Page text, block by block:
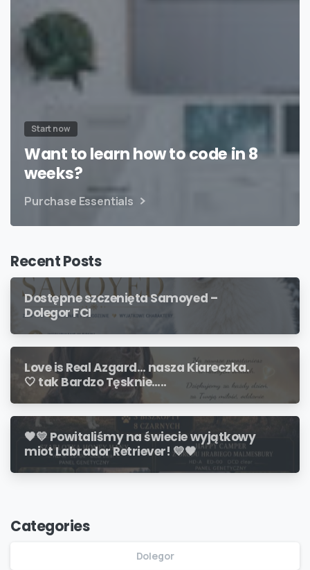
Start now
Want to learn how to code in 8
weeks?
Purchase Essentials
Recent Posts
Dostępne szczenięta Samoyed –
Dolegor FCI
Love is Real Azgard… nasza Kiareczka.
🤍 tak Bardzo Tęsknie…..
🖤💛 Powitaliśmy na świecie wyjątkowy
miot Labrador Retriever! 💛🖤
Categories
Dolegor